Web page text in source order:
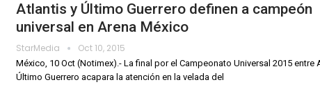
Atlantis y Último Guerrero definen a campeón
universal en Arena México
StarMedia Oct 10, 2015
México, 10 Oct (Notimex).- La final por el Campeonato Universal 2015 entre
Último Guerrero acapara la atención en la velada del